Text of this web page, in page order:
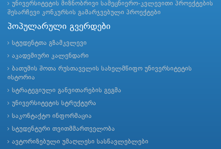
უნივერსიტეტის მიზნობრივი სამეცნიერო-კვლევითი პროექტების
შესარჩევი კონკურსის გამარჯვებული პროექტები
პოპულარული გვერდები
სტუდენტთა გზამკვლევი
აკადემიური კალენდარი
ბათუმის შოთა რუსთაველის სახელმწიფო უნივერსიტეტის
ისტორია
სტრატეგიული განვითარების გეგმა
უნივერსიტეტის სტრუქტურა
საკონტაქტო ინფორმაცია
სტუდენტური თვითმმართველობა
ავტორიზებული უმაღლესი სასწავლებლები